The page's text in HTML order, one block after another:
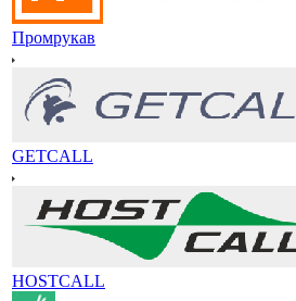
Промрукав
GETCALL
HOSTCALL